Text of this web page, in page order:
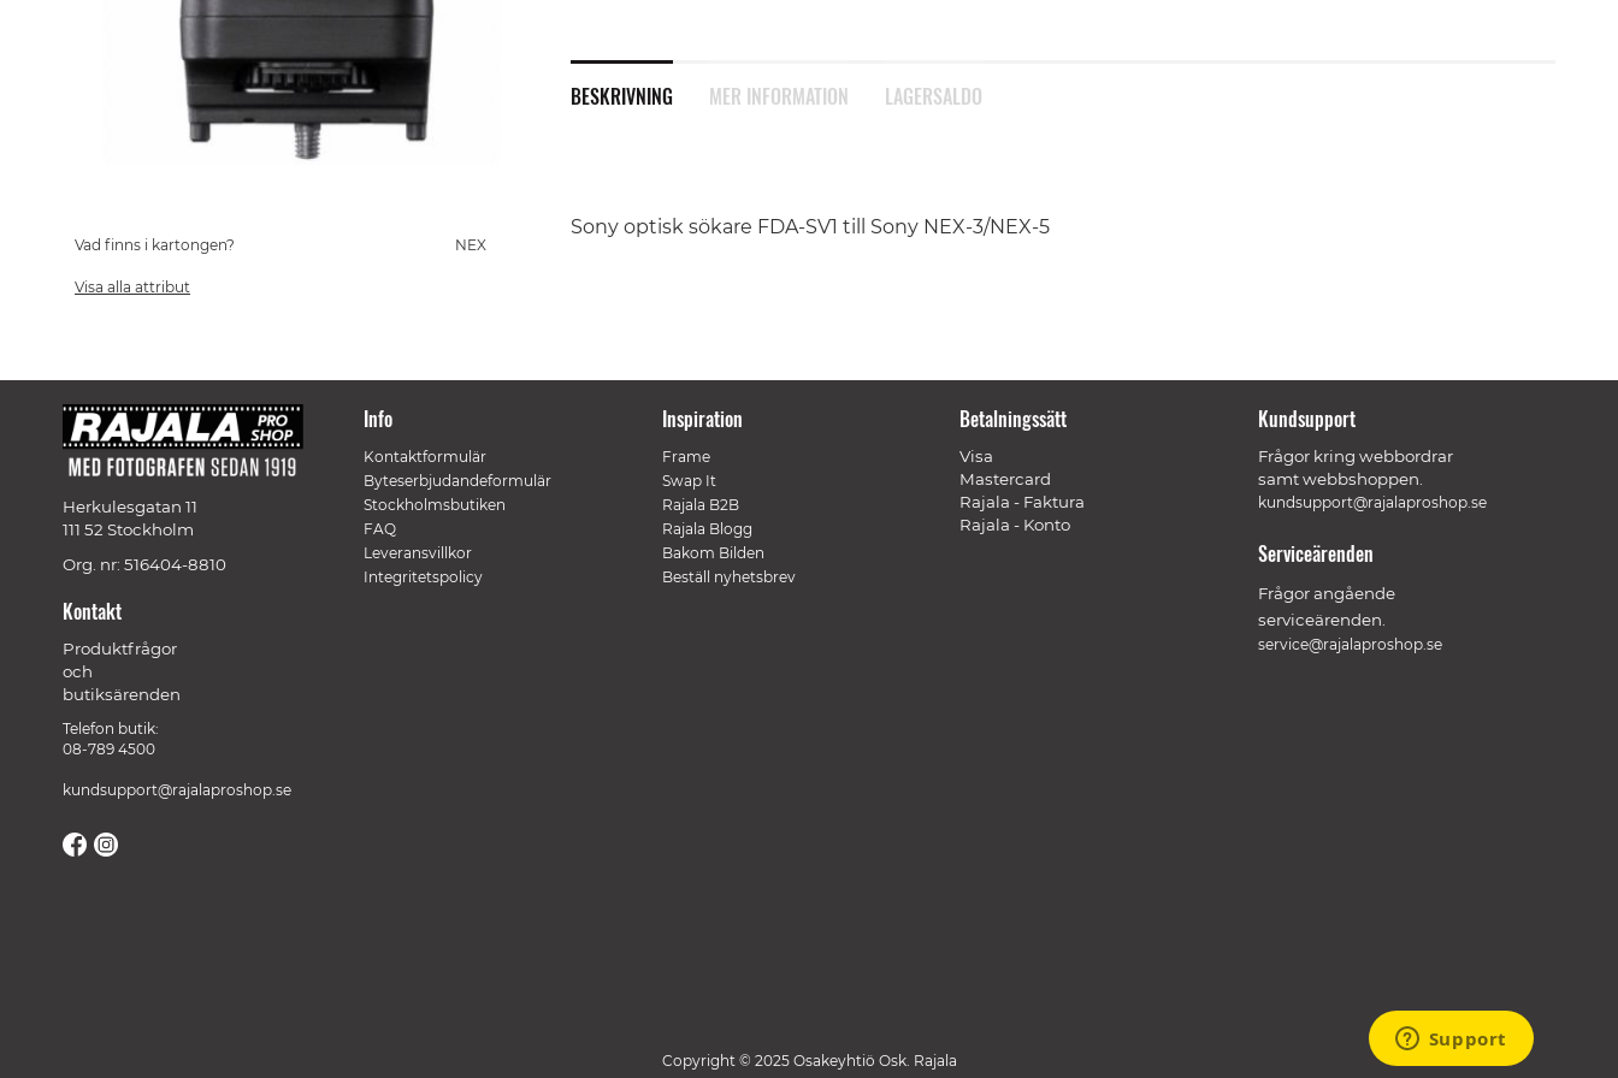
BESKRIVNING
Sony optisk sökare FDA-SV1 till Sony NEX-3/NEX-5
MER INFORMATION LAGERSALDO
the
of
Vad finns i kartongen? NEX
Visa alla attribut
Herkulesgatan 11
111 52 Stockholm
Org. nr: 516404-8810
Kontakt
Produktfrågor
och
butiksärenden
Telefon butik:
08-789 4500
kundsupport@rajalaproshop.se
Info
Kontaktformulär
Byteserbjudandeformulär
Stockholmsbutiken
FAQ
Leveransvillkor
Integritetspolicy
Inspiration
Frame
Swap It
Rajala B2B
Rajala Blogg
Bakom Bilden
Beställ nyhetsbrev
Betalningssätt
Visa
Mastercard
Rajala - Faktura
Rajala - Konto
Kundsupport
Frågor kring webbordrar
samt webbshoppen.
kundsupport@rajalaproshop.se
Serviceärenden
Frågor angående
serviceärenden.
service@rajalaproshop.se
Copyright © 2025 Osakeyhtiö Osk. Rajala